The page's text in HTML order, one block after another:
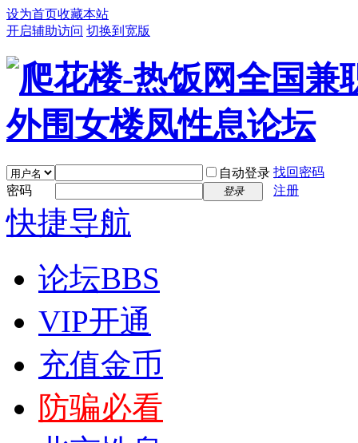
设为首页收藏本站
开启辅助访问 切换到宽版
自动登录 找回密码
密码
登录 注册
快捷导航
论坛BBS
VIP开通
充值金币
防骗必看